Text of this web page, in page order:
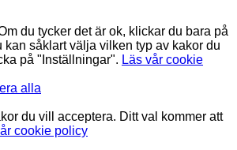
du tycker det är ok, klickar du bara på
såklart välja vilken typ av kakor du
på "Inställningar". Läs vår cookie
alla
du vill acceptera. Ditt val kommer att
cookie policy